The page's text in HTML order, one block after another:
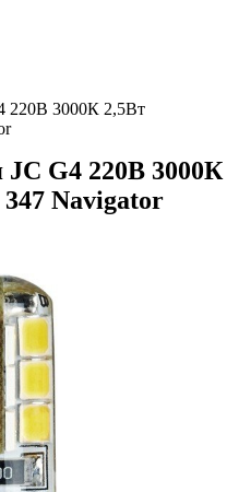
220В 3000К 2,5Вт
JC G4 220В 3000К
347 Navigator